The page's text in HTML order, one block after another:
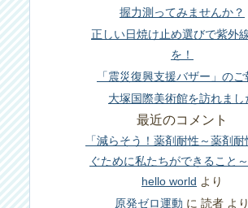
握力測ってみませんか？
正しい日焼け止め選びで紫外
を！
「震災復興支援バザー」のご
大塚国際美術館を訪れまし
最近のコメント
「減らそう！薬剤耐性～薬剤
ぐために私たちができること～
hello world より
原発ゼロ運動 に 読者 より